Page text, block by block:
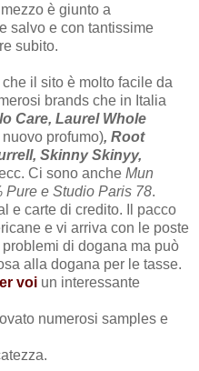
è giunto a
salvo e con tantissime
subito.
il sito è molto facile da
brands che in Italia
Care, Laurel Whole
profumo), Root
Skinny Skinyy,
Ci sono anche Mun
Pure e Studio Paris 78.
e carte di credito. Il pacco
e vi arriva con le poste
di dogana ma può
alla dogana per le tasse.
voi un interessante
numerosi samples e